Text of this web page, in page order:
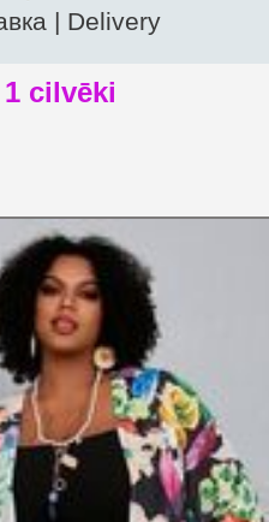
| Delivery
1 cilvēki